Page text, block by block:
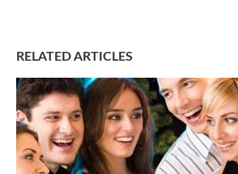
RELATED ARTICLES